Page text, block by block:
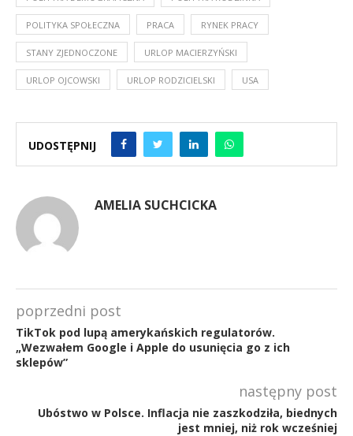
POLITYKA SPOŁECZNA PRACA RYNEK PRACY
STANY ZJEDNOCZONE URLOP MACIERZYŃSKI
URLOP OJCOWSKI URLOP RODZICIELSKI USA
UDOSTĘPNIJ
AMELIA SUCHCICKA
poprzedni post
TikTok pod lupą amerykańskich regulatorów.
„Wezwałem Google i Apple do usunięcia go z ich
sklepów”
następny post
Ubóstwo w Polsce. Inflacja nie zaszkodziła, biednych
jest mniej, niż rok wcześniej